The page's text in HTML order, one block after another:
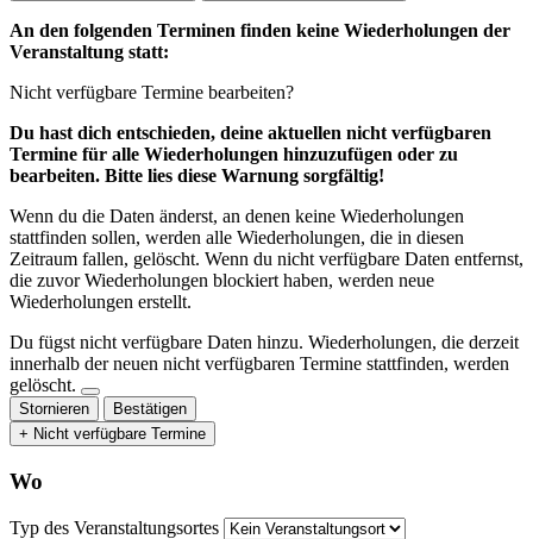
An den folgenden Terminen finden keine Wiederholungen der
Veranstaltung statt:
Nicht verfügbare Termine bearbeiten?
Du hast dich entschieden, deine aktuellen nicht verfügbaren
Termine für alle Wiederholungen hinzuzufügen oder zu
bearbeiten. Bitte lies diese Warnung sorgfältig!
Wenn du die Daten änderst, an denen keine Wiederholungen
stattfinden sollen, werden alle Wiederholungen, die in diesen
Zeitraum fallen, gelöscht. Wenn du nicht verfügbare Daten entfernst,
die zuvor Wiederholungen blockiert haben, werden neue
Wiederholungen erstellt.
Du fügst nicht verfügbare Daten hinzu. Wiederholungen, die derzeit
innerhalb der neuen nicht verfügbaren Termine stattfinden, werden
gelöscht.
Stornieren
Bestätigen
+ Nicht verfügbare Termine
Wo
Typ des Veranstaltungsortes